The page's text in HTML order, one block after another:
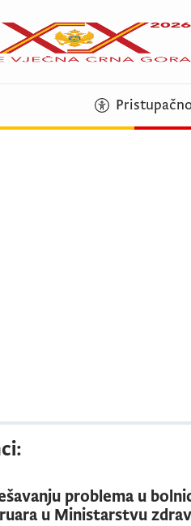
problema u
u Ministarstvu